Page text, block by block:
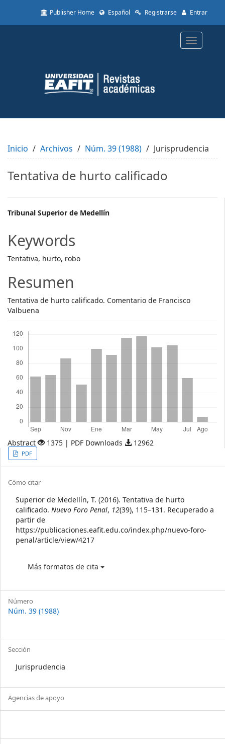
to
Content
Sidebar
Publisher Home Español Registrarse Entrar
Toggle
Inicio Archivos Núm. 39 (1988) Jurisprudencia
Tentativa de hurto calificado
Main
Article
Content
Tribunal Superior de Medellín
Keywords
Tentativa, hurto, robo
Resumen
Tentativa de hurto calificado. Comentario de Francisco
Valbuena
Abstract 1375 | PDF Downloads 12962
Article
Sidebar
PDF
Article
Details
Cómo citar
Superior de Medellín, T. (2016). Tentativa de hurto
calificado. Nuevo Foro Penal, 12(39), 115–131. Recuperado a
partir de
https://publicaciones.eafit.edu.co/index.php/nuevo-foro-
penal/article/view/4217
Más formatos de cita
Número
Núm. 39 (1988)
Sección
Jurisprudencia
Agencias de apoyo